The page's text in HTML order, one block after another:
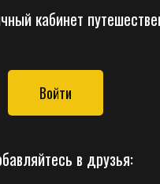
кабинет
Войти
в друзья: